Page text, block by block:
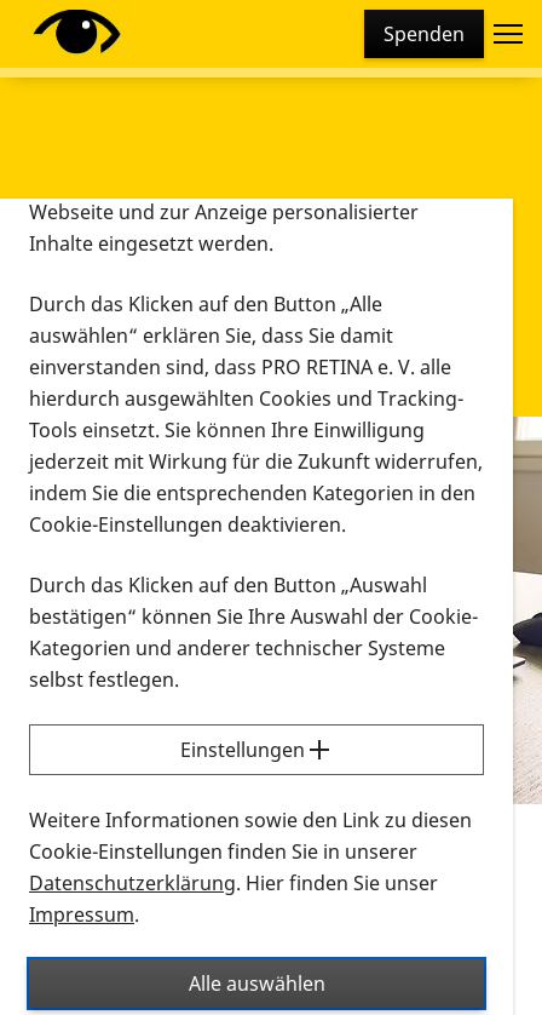
Spenden
Infomaterial
Infomaterial
Vorlesen
Alle Infomaterialien in verschiedenen
Formaten an einem Ort
Sie möchten wissen, wie Sie nach Infonmaterial
suchen und dieses bestellen bzw. herunterladen
können? Schauen Sie sich dieErklärvideos zum
Thema Infomaterial auf der PRO RETINA-Website
für blinde und sehbehinderte Menschen an.
Auf dieser Seite finden Sie sämtliches Infomaterial
Ort. Nutzen Sie den Formatfilter, um ausschließlich
nach Flyern und Broschüren, Audios oder Videos zu
Diese Webseite setzt verschiedene Cookies und
Tracking-Tools ein. Dies beinhaltet Cookies und
Webseite und zur Anzeige personalisierter
Inhalte eingesetzt werden.
Durch das Klicken auf den Button „Alle
auswählen“ erklären Sie, dass Sie damit
einverstanden sind, dass PRO RETINA e. V. alle
hierdurch ausgewählten Cookies und Tracking-
Tools einsetzt. Sie können Ihre Einwilligung
jederzeit mit Wirkung für die Zukunft widerrufen,
indem Sie die entsprechenden Kategorien in den
Cookie-Einstellungen deaktivieren.
Durch das Klicken auf den Button „Auswahl
bestätigen“ können Sie Ihre Auswahl der Cookie-
Kategorien und anderer technischer Systeme
selbst festlegen.
Einstellungen
Weitere Informationen sowie den Link zu diesen
Cookie-Einstellungen finden Sie in unserer
Datenschutzerklärung. Hier finden Sie unser
Impressum.
Alle auswählen